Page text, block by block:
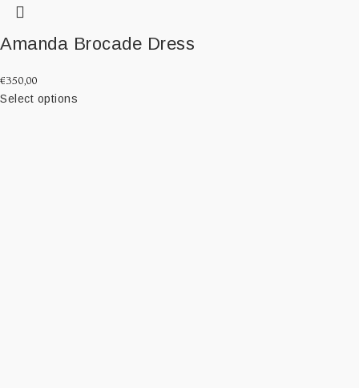
Amanda Brocade Dress
€350,00
Select options